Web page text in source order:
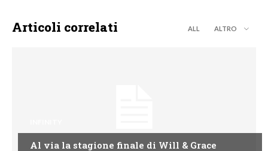
Articoli correlati ALL ALTRO
Al via la stagione finale di Will & Grace